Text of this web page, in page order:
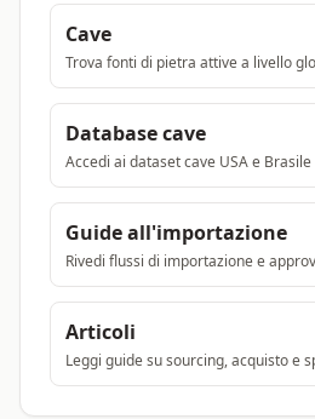
Cave
Trova fonti di pietra attive a livello
Database cave
Accedi ai dataset cave USA e Brasile
Guide all'importazione
Rivedi flussi di importazione e
Articoli
Leggi guide su sourcing, acquisto e